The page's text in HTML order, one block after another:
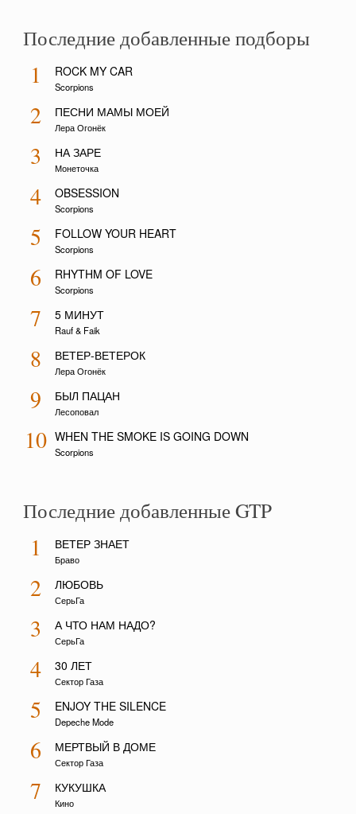
Последние добавленные подборы
1 ROCK MY CAR
Scorpions
2 ПЕСНИ МАМЫ МОЕЙ
Лера Огонёк
3 НА ЗАРЕ
Монеточка
4 OBSESSION
Scorpions
5 FOLLOW YOUR HEART
Scorpions
6 RHYTHM OF LOVE
Scorpions
7 5 МИНУТ
Rauf & Faik
8 ВЕТЕР-ВЕТЕРОК
Лера Огонёк
9 БЫЛ ПАЦАН
Лесоповал
10 WHEN THE SMOKE IS GOING DOWN
Scorpions
Последние добавленные GTP
1 ВЕТЕР ЗНАЕТ
Браво
2 ЛЮБОВЬ
СерьГа
3 А ЧТО НАМ НАДО?
СерьГа
4 30 ЛЕТ
Сектор Газа
5 ENJOY THE SILENCE
Depeche Mode
6 МЕРТВЫЙ В ДОМЕ
Сектор Газа
7 КУКУШКА
Кино